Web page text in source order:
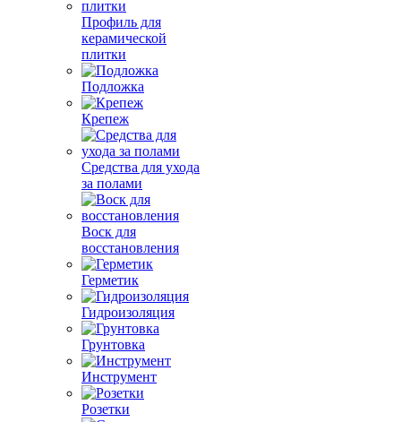
Профиль для
керамической
плитки
Подложка
Крепеж
Средства для ухода
за полами
Воск для
восстановления
Герметик
Гидроизоляция
Грунтовка
Инструмент
Розетки